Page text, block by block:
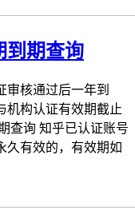
到期查询
审核通过后一年到
机构认证有效期截止
查询 知乎已认证账号
久有效的，有效期如